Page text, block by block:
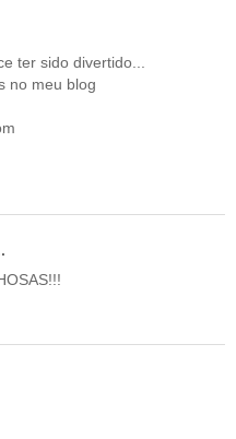
ter sido divertido...
no meu blog